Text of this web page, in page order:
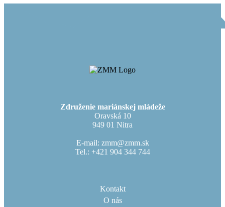
Združenie mariánskej mládeže
Oravská 10
949 01 Nitra
E-mail: zmm@zmm.sk
Tel.: +421 904 344 744
Kontakt
O nás